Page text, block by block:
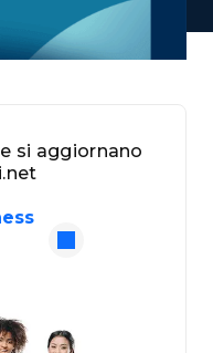
si aggiornano